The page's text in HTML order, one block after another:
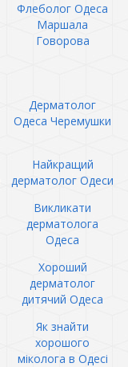
Флеболог Одеса
Маршала
Говорова
Дерматолог
Одеса Черемушки
Найкращий
дерматолог Одеси
Викликати
дерматолога
Одеса
Хороший
дерматолог
дитячий Одеса
Як знайти
хорошого
міколога в Одесі